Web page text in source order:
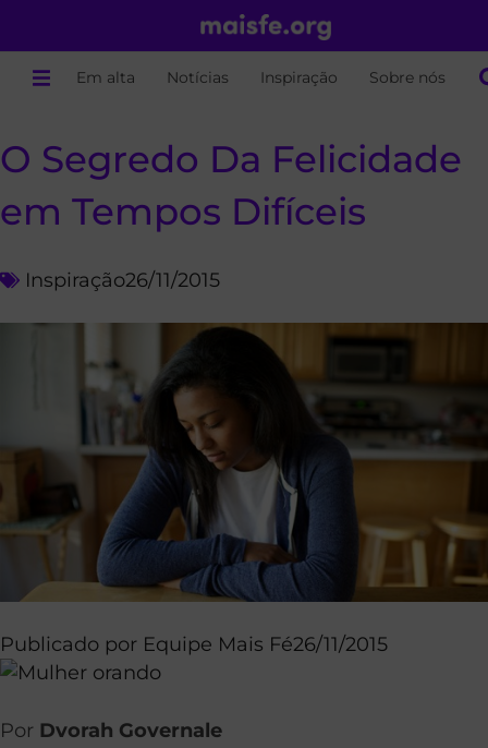
Em alta Notícias Inspiração Sobre nós
O Segredo Da Felicidade
em Tempos Difíceis
Inspiração26/11/2015
Publicado por Equipe Mais Fé26/11/2015
Por Dvorah Governale